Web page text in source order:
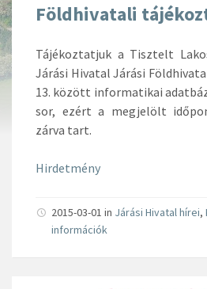
Földhivatali
Tájékoztatjuk a Tisztelt
Járási Hivatal Járási
13. között informatikai
sor, ezért a megjelölt
zárva tart.
Hirdetmény
2015-03-01 in Járási Hivatal hírei,
információk